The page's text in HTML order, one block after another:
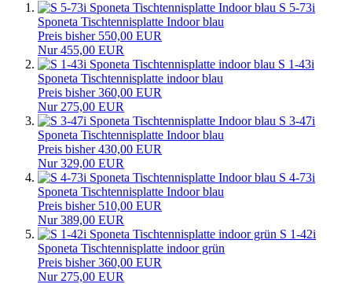
S 5-73i
Sponeta Tischtennisplatte Indoor blau
Preis bisher 550,00 EUR
Nur 455,00 EUR
S 1-43i
Sponeta Tischtennisplatte indoor blau
Preis bisher 360,00 EUR
Nur 275,00 EUR
S 3-47i
Sponeta Tischtennisplatte Indoor blau
Preis bisher 430,00 EUR
Nur 329,00 EUR
S 4-73i
Sponeta Tischtennisplatte Indoor blau
Preis bisher 510,00 EUR
Nur 389,00 EUR
S 1-42i
Sponeta Tischtennisplatte indoor grün
Preis bisher 360,00 EUR
Nur 275,00 EUR